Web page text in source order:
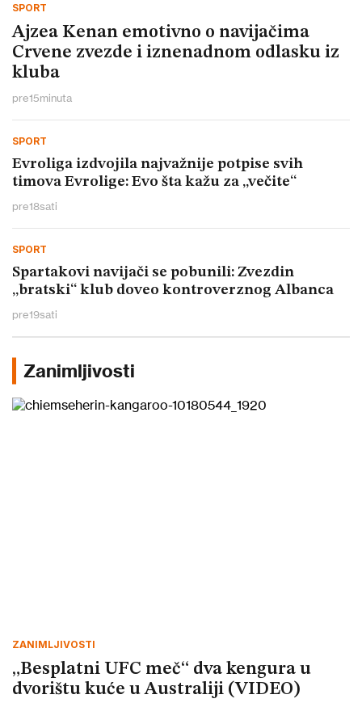
SPORT
Ajzea Kenan emotivno o navijačima
Crvene zvezde i iznenadnom odlasku iz
kluba
pre15minuta
SPORT
Evroliga izdvojila najvažnije potpise svih
timova Evrolige: Evo šta kažu za „večite“
pre18sati
SPORT
Spartakovi navijači se pobunili: Zvezdin
„bratski“ klub doveo kontroverznog Albanca
pre19sati
Zanimljivosti
ZANIMLJIVOSTI
„Besplatni UFC meč“ dva kengura u
dvorištu kuće u Australiji (VIDEO)